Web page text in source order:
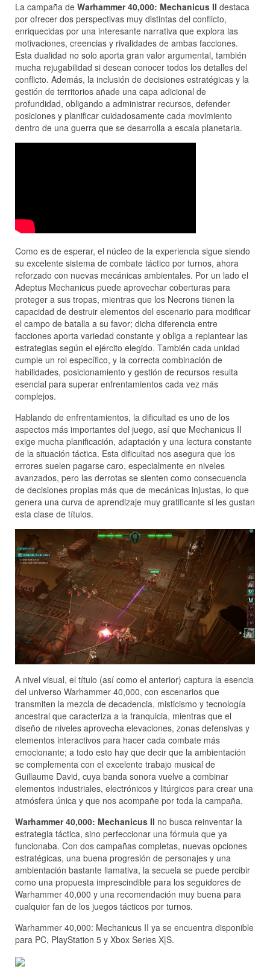
La campaña de Warhammer 40,000: Mechanicus II destaca
por ofrecer dos perspectivas muy distintas del conflicto,
enriquecidas por una interesante narrativa que explora las
motivaciones, creencias y rivalidades de ambas facciones.
Esta dualidad no solo aporta gran valor argumental, también
mucha rejugabilidad si desean conocer todos los detalles del
conflicto. Además, la inclusión de decisiones estratégicas y la
gestión de territorios añade una capa adicional de
profundidad, obligando a administrar recursos, defender
posiciones y planificar cuidadosamente cada movimiento
dentro de una guerra que se desarrolla a escala planetaria.
Como es de esperar, el núcleo de la experiencia sigue siendo
su excelente sistema de combate táctico por turnos, ahora
reforzado con nuevas mecánicas ambientales. Por un lado el
Adeptus Mechanicus puede aprovechar coberturas para
proteger a sus tropas, mientras que los Necrons tienen la
capacidad de destruir elementos del escenario para modificar
el campo de batalla a su favor; dicha diferencia entre
facciones aporta variedad constante y obliga a replantear las
estrategias según el ejército elegido. También cada unidad
cumple un rol específico, y la correcta combinación de
habilidades, posicionamiento y gestión de recursos resulta
esencial para superar enfrentamientos cada vez más
complejos.
Hablando de enfrentamientos, la dificultad es uno de los
aspectos más importantes del juego, así que Mechanicus II
exige mucha planificación, adaptación y una lectura constante
de la situación táctica. Esta dificultad nos asegura que los
errores suelen pagarse caro, especialmente en niveles
avanzados, pero las derrotas se sienten como consecuencia
de decisiones propias más que de mecánicas injustas, lo que
genera una curva de aprendizaje muy gratificante si les gustan
esta clase de títulos.
A nivel visual, el título (así como el anterior) captura la esencia
del universo Warhammer 40,000, con escenarios que
transmiten la mezcla de decadencia, misticismo y tecnología
ancestral que caracteriza a la franquicia, mientras que el
diseño de niveles aprovecha elevaciones, zonas defensivas y
elementos interactivos para hacer cada combate más
emocionante; a todo esto hay que decir que la ambientación
se complementa con el excelente trabajo musical de
Guillaume David, cuya banda sonora vuelve a combinar
elementos industriales, electrónicos y litúrgicos para crear una
atmósfera única y que nos acompañe por toda la campaña.
Warhammer 40,000: Mechanicus II no busca reinventar la
estrategia táctica, sino perfeccionar una fórmula que ya
funcionaba. Con dos campañas completas, nuevas opciones
estratégicas, una buena progresión de personajes y una
ambientación bastante llamativa, la secuela se puede percibir
como una propuesta imprescindible para los seguidores de
Warhammer 40,000 y una recomendación muy buena para
cualquier fan de los juegos tácticos por turnos.
Warhammer 40,000: Mechanicus II ya se encuentra disponible
para PC, PlayStation 5 y Xbox Series X|S.